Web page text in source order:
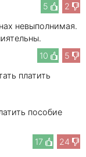
5
2
невыполнимая.
10
5
платить
пособие
17
24